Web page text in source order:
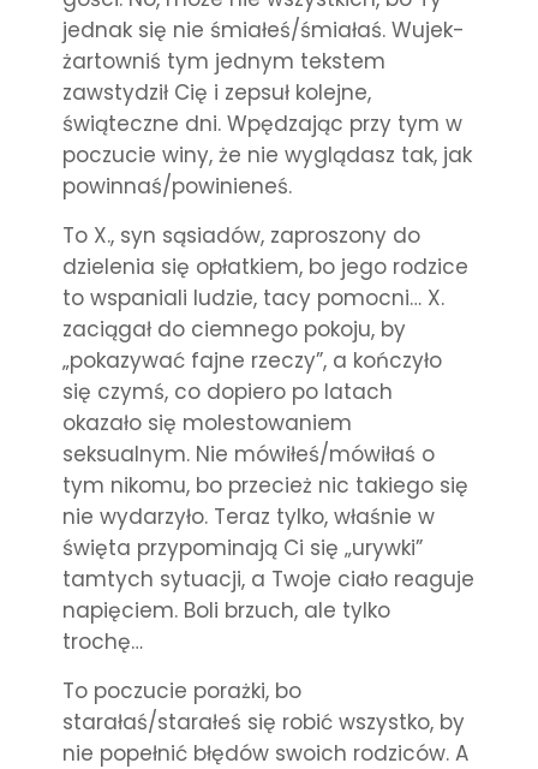
jednak się nie śmiałeś/śmiałaś. Wujek-
żartowniś tym jednym tekstem
zawstydził Cię i zepsuł kolejne,
świąteczne dni. Wpędzając przy tym w
poczucie winy, że nie wyglądasz tak, jak
powinnaś/powinieneś.
To X., syn sąsiadów, zaproszony do
dzielenia się opłatkiem, bo jego rodzice
to wspaniali ludzie, tacy pomocni… X.
zaciągał do ciemnego pokoju, by
„pokazywać fajne rzeczy”, a kończyło
się czymś, co dopiero po latach
okazało się molestowaniem
seksualnym. Nie mówiłeś/mówiłaś o
tym nikomu, bo przecież nic takiego się
nie wydarzyło. Teraz tylko, właśnie w
święta przypominają Ci się „urywki”
tamtych sytuacji, a Twoje ciało reaguje
napięciem. Boli brzuch, ale tylko
trochę…
To poczucie porażki, bo
starałaś/starałeś się robić wszystko, by
nie popełnić błędów swoich rodziców. A